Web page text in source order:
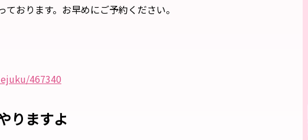
おります。お早めにご予約ください。
467340
りますよ